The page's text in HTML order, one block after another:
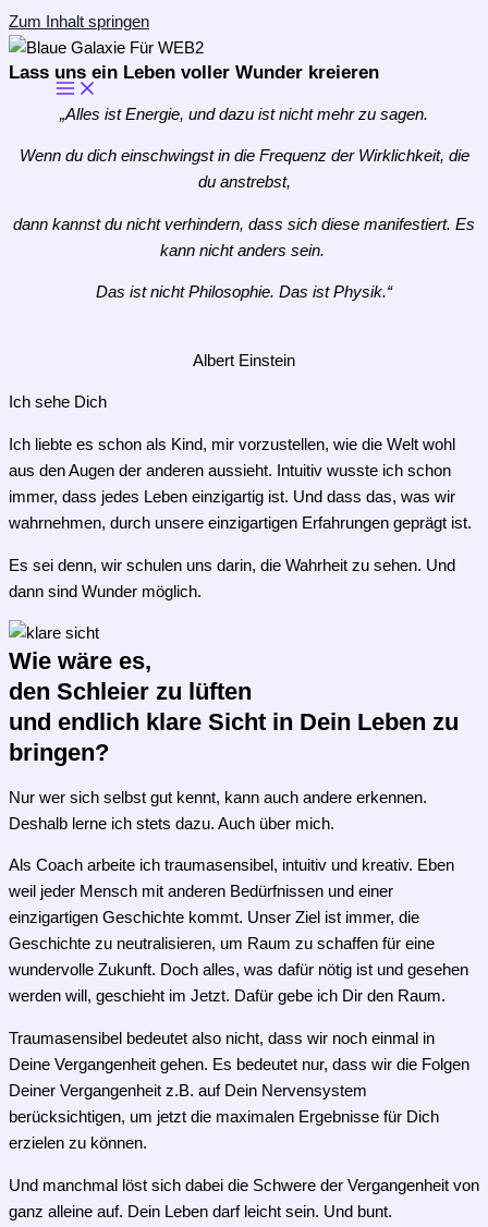
Zum Inhalt springen
Lass uns ein Leben voller Wunder kreieren
„Alles ist Energie, und dazu ist nicht mehr zu sagen.
Wenn du dich einschwingst in die Frequenz der Wirklichkeit, die
du anstrebst,
dann kannst du nicht verhindern, dass sich diese manifestiert. Es
kann nicht anders sein.
Das ist nicht Philosophie. Das ist Physik.“
Albert Einstein
Ich sehe Dich
Ich liebte es schon als Kind, mir vorzustellen, wie die Welt wohl
aus den Augen der anderen aussieht. Intuitiv wusste ich schon
immer, dass jedes Leben einzigartig ist. Und dass das, was wir
wahrnehmen, durch unsere einzigartigen Erfahrungen geprägt ist.
Es sei denn, wir schulen uns darin, die Wahrheit zu sehen. Und
dann sind Wunder möglich.
Wie wäre es,
den Schleier zu lüften
und endlich klare Sicht in Dein Leben zu
bringen?
Nur wer sich selbst gut kennt, kann auch andere erkennen.
Deshalb lerne ich stets dazu. Auch über mich.
Als Coach arbeite ich traumasensibel, intuitiv und kreativ. Eben
weil jeder Mensch mit anderen Bedürfnissen und einer
einzigartigen Geschichte kommt. Unser Ziel ist immer, die
Geschichte zu neutralisieren, um Raum zu schaffen für eine
wundervolle Zukunft. Doch alles, was dafür nötig ist und gesehen
werden will, geschieht im Jetzt. Dafür gebe ich Dir den Raum.
Traumasensibel bedeutet also nicht, dass wir noch einmal in
Deine Vergangenheit gehen. Es bedeutet nur, dass wir die Folgen
Deiner Vergangenheit z.B. auf Dein Nervensystem
berücksichtigen, um jetzt die maximalen Ergebnisse für Dich
erzielen zu können.
Und manchmal löst sich dabei die Schwere der Vergangenheit von
ganz alleine auf. Dein Leben darf leicht sein. Und bunt.